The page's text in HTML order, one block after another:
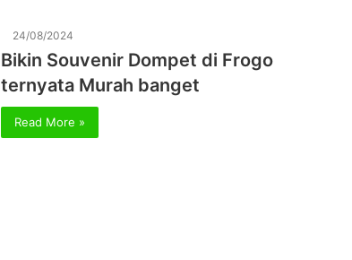
24/08/2024
Bikin Souvenir Dompet di Frogo
ternyata Murah banget
Read More »